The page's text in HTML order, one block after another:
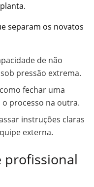
separam os novatos
de não
pressão extrema.
fechar uma
processo na outra.
instruções claras
externa.
profissional